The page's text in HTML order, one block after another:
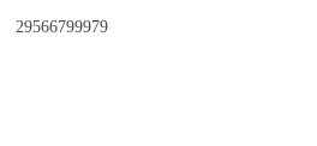
29566799979